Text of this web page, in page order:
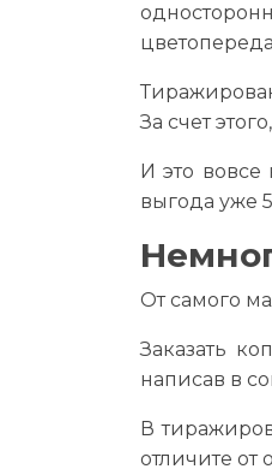
За счет
И это вовсе
выгода уже
От самого
Заказать
написав в
В
отличите от